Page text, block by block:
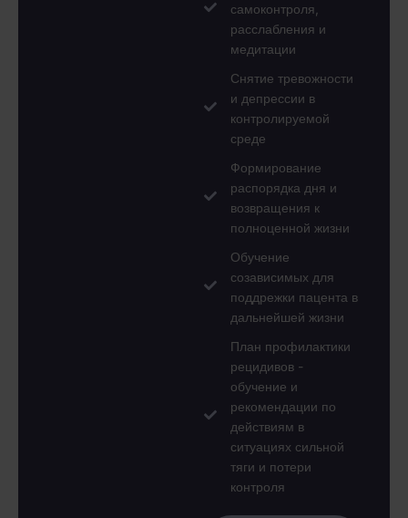
самоконтроля,
расслабления и
медитации
Снятие тревожности
и депрессии в
контролируемой
среде
Формирование
распорядка дня и
возвращения к
полноценной жизни
Обучение
созависимых для
поддрежки пацента в
дальнейшей жизни
План профилактики
рецидивов -
обучение и
рекомендации по
действиям в
ситуациях сильной
тяги и потери
контроля